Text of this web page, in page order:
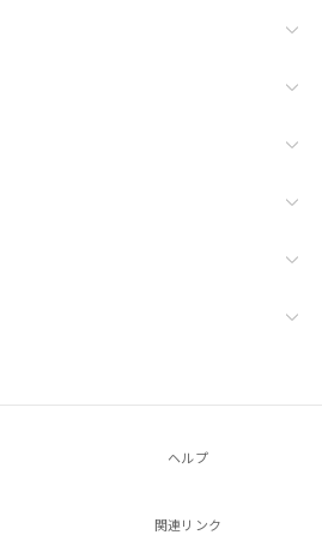
ヘルプ
関連リンク